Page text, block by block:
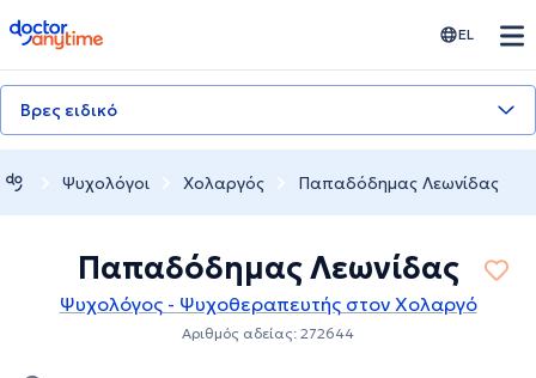
doctoranytime EL
Βρες ειδικό
Ψυχολόγοι Χολαργός Παπαδόδημας Λεωνίδας
Παπαδόδημας Λεωνίδας
Ψυχολόγος - Ψυχοθεραπευτής στον Χολαργό
Αριθμός αδείας: 272644